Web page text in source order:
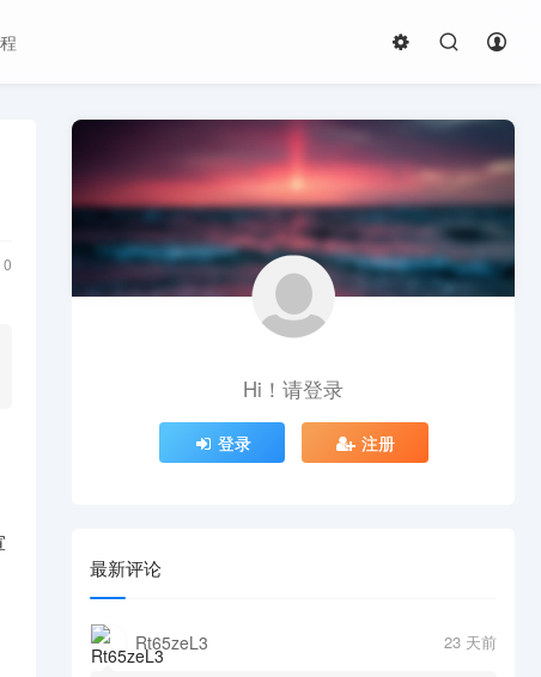
0
Hi！请登录
登录 注册
最新评论
Rt65zeL3 23 天前